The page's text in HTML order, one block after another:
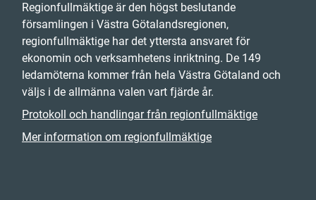
Regionfullmäktige är den högst beslutande
församlingen i Västra Götalandsregionen,
regionfullmäktige har det yttersta ansvaret för
ekonomin och verksamhetens inriktning. De 149
ledamöterna kommer från hela Västra Götaland och
väljs i de allmänna valen vart fjärde år.
Protokoll och handlingar från regionfullmäktige
Mer information om regionfullmäktige